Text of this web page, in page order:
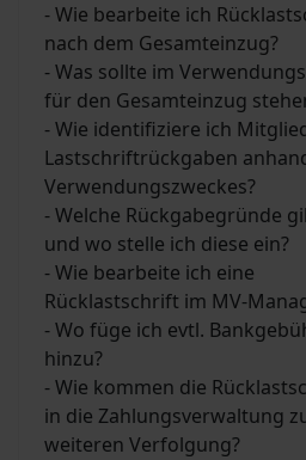
- Wie bearbeite ich
nach dem Gesamteinzug?
- Was sollte im
für den Gesamteinzug
- Wie identifiziere ich
Lastschriftrückgaben
Verwendungszweckes?
- Welche Rückgabegründe
und wo stelle ich diese ein?
- Wie bearbeite ich eine
Rücklastschrift im MV-
- Wo füge ich evtl.
hinzu?
- Wie kommen die
in die Zahlungsverwaltung
weiteren Verfolgung?